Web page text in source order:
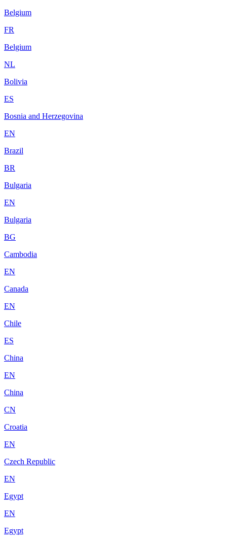
Belgium
FR
Belgium
NL
Bolivia
ES
Bosnia and Herzegovina
EN
Brazil
BR
Bulgaria
EN
Bulgaria
BG
Cambodia
EN
Canada
EN
Chile
ES
China
EN
China
CN
Croatia
EN
Czech Republic
EN
Egypt
EN
Egypt